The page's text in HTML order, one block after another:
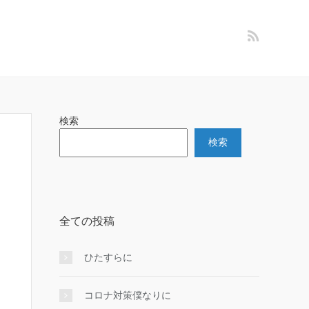
検索
検索
全ての投稿
ひたすらに
コロナ対策僕なりに